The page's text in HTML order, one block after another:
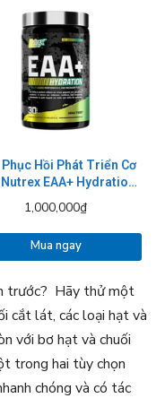
Hồi Phát Triển Cơ
Nutrex EAA+ Hydration
1,000,000₫
Mua ngay
trước? Hãy thử một
cắt lát, các loại hạt và
với bơ hạt và chuối
trong hai tùy chọn
chóng và có tác